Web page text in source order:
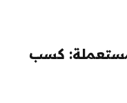
كسب